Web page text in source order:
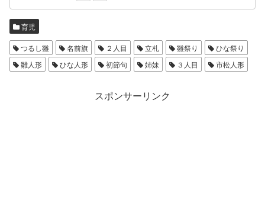
育児
つるし雛 名前旗 ２人目 立札 雛祭り
ひな祭り
雛人形
ひな人形 初節句 姉妹 ３人目 市松人形
スポンサーリンク